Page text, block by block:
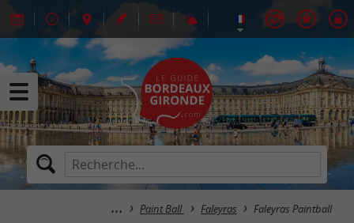
Paint Ball Faleyras Faleyras Paintball